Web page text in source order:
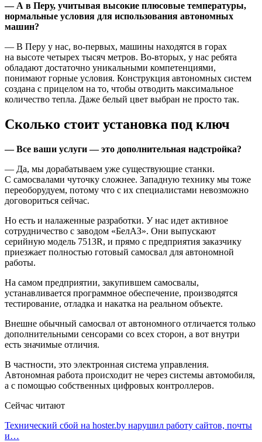
— А в Перу, учитывая высокие плюсовые температуры,
нормальные условия для использования автономных
машин?
— В Перу у нас, во-первых, машины находятся в горах
на высоте четырех тысяч метров. Во-вторых, у нас ребята
обладают достаточно уникальными компетенциями,
понимают горные условия. Конструкция автономных систем
создана с прицелом на то, чтобы отводить максимальное
количество тепла. Даже белый цвет выбран не просто так.
Сколько стоит установка под ключ
— Все ваши услуги — это дополнительная надстройка?
— Да, мы дорабатываем уже существующие станки.
С самосвалами чуточку сложнее. Западную технику мы тоже
переоборудуем, потому что с их специалистами невозможно
договориться сейчас.
Но есть и налаженные разработки. У нас идет активное
сотрудничество с заводом «БелАЗ». Они выпускают
серийную модель 7513R, и прямо с предприятия заказчику
приезжает полностью готовый самосвал для автономной
работы.
На самом предприятии, закупившем самосвалы,
устанавливается программное обеспечение, производятся
тестирование, отладка и накатка на реальном объекте.
Внешне обычный самосвал от автономного отличается только
дополнительными сенсорами со всех сторон, а вот внутри
есть значимые отличия.
В частности, это электронная система управления.
Автономная работа происходит не через системы автомобиля,
а с помощью собственных цифровых контроллеров.
Сейчас читают
Технический сбой на hoster.by нарушил работу сайтов, почты
и…